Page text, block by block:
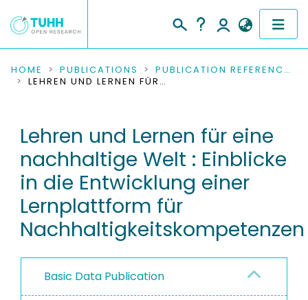
COMMUNITIES & COLLECTIONS
RESEARCH DATA
PEOPLE
INSTITUTIONS
PROJECTS
HOME PUBLICATIONS
PUBLICATION REFERENCES
LEHREN UND LERNEN FÜR EINE NACHHALTIGE WELT : EINBLICKE IN DIE ENTWICKLUNG EINER LERNPLATTFORM FÜR NACHHALTIGKEITSKOMPETENZEN
Lehren und Lernen für eine
nachhaltige Welt : Einblicke
in die Entwicklung einer
Lernplattform für
Nachhaltigkeitskompetenzen
Basic Data Publication